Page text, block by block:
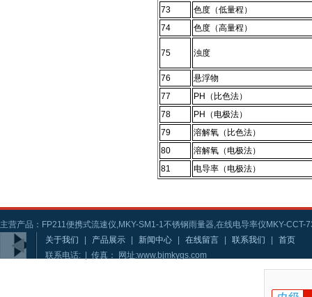
73
色度（低量程）
74
色度（高量程）
75 浊度
76
悬浮物
77
PH（比色法）
78
PH（电极法）
79
溶解氧（比色法）
80
溶解氧（电极法）
81
电导率（电极法）
主营产品：FP211便携式流速仪,MKY-SM1-1不锈钢雨量器,在线电导率仪MKY-CCT-
关于我们
产品展示 新闻中心 在线留言 联系我们
首页
联系电话: | 传真： 网址:www.bjmkygs.com